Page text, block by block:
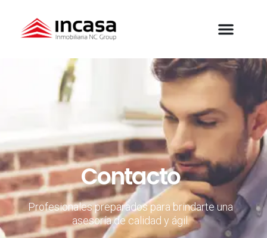
Contacto
Profesionales preparados para brindarte una
asesoría de calidad y ágil.